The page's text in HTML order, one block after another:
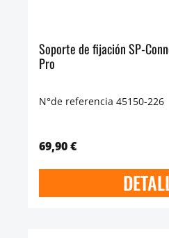
Soporte de fijación SP-
Pro
N°de referencia 45150-226
69,90 €